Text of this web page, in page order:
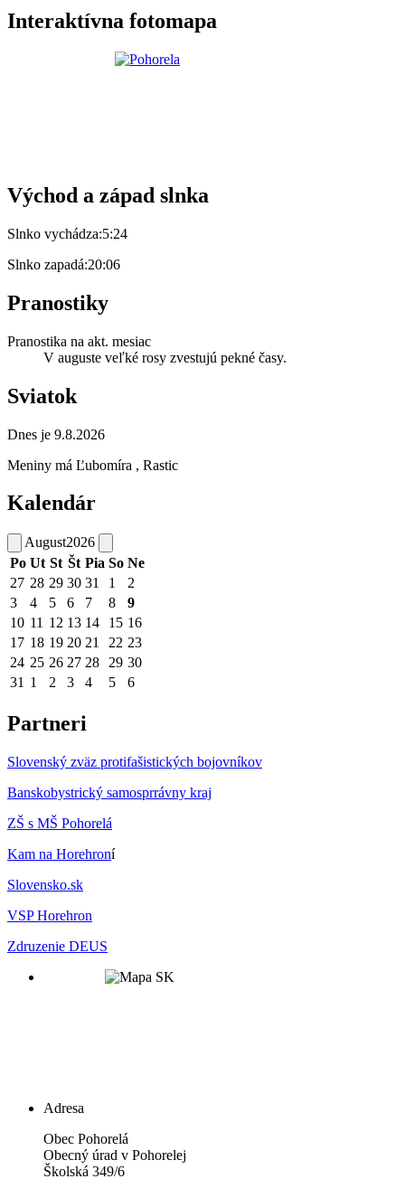
Interaktívna fotomapa
Východ a západ slnka
Slnko vychádza:5:24
Slnko zapadá:20:06
Pranostiky
Pranostika na akt. mesiac
V auguste veľké rosy zvestujú pekné časy.
Sviatok
Dnes je 9.8.2026
Meniny má Ľubomíra , Rastic
Kalendár
August2026
Po Ut St Št Pia So Ne
27 28 29 30 31 1
2
3
4 5 6 7 8
9
10 11 12 13 14 15 16
17 18 19 20 21 22 23
24 25 26 27 28 29 30
31 1 2 3 4 5 6
Partneri
Slovenský zväz protifašistických bojovníkov
Banskobystrický samosprrávny kraj
ZŠ s MŠ Pohorelá
Kam na Horehroní
Slovensko.sk
VSP Horehron
Zdruzenie DEUS
Adresa
Obec Pohorelá
Obecný úrad v Pohorelej
Školská 349/6